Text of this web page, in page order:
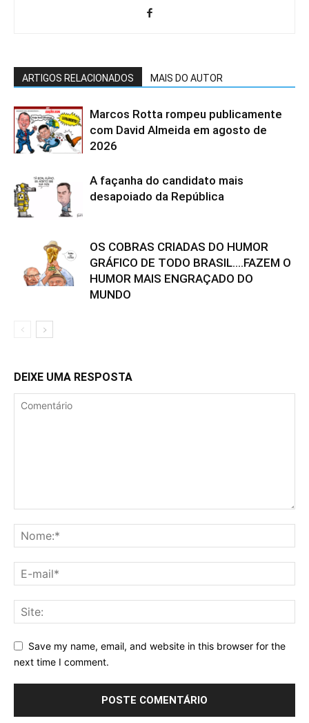
ARTIGOS RELACIONADOS MAIS DO AUTOR
Marcos Rotta rompeu publicamente
com David Almeida em agosto de
2026
A façanha do candidato mais
desapoiado da República
OS COBRAS CRIADAS DO HUMOR
GRÁFICO DE TODO BRASIL….FAZEM O
HUMOR MAIS ENGRAÇADO DO
MUNDO
DEIXE UMA RESPOSTA
Save my name, email, and website in this browser for the
next time I comment.